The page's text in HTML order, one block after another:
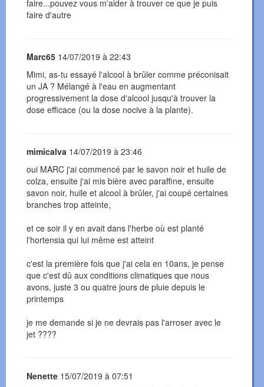
faire...pouvez vous m'aider à trouver ce que je puis
faire d'autre
Marc65 14/07/2019 à 22:43
Mimi, as-tu essayé l'alcool à brûler comme préconisait
un JA ? Mélangé à l'eau en augmentant
progressivement la dose d'alcool jusqu'à trouver la
dose efficace (ou la dose nocive à la plante).
mimicalva 14/07/2019 à 23:46
oui MARC j'ai commencé par le savon noir et huile de
colza, ensuite j'ai mis bière avec paraffine, ensuite
savon noir, huile et alcool à brûler, j'ai coupé certaines
branches trop atteinte,
et ce soir il y en avait dans l'herbe où est planté
l'hortensia qui lui même est atteint
c'est la première fois que j'ai cela en 10ans, je pense
que c'est dû aux conditions climatiques que nous
avons, juste 3 ou quatre jours de pluie depuis le
printemps
je me demande si je ne devrais pas l'arroser avec le
jet ????
Nenette 15/07/2019 à 07:51